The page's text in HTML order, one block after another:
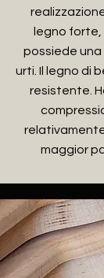
legno
possiede
urti. Il legno di
resistente.
maggior